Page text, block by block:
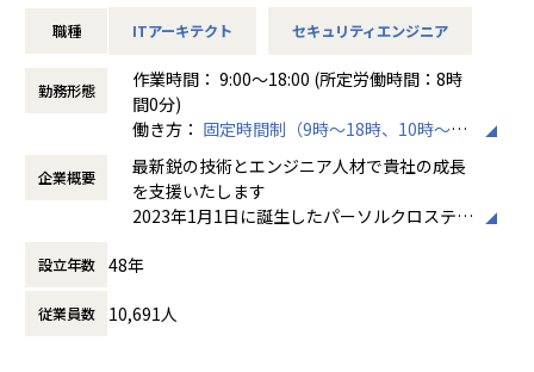
経験
┗脅威・リスクを評価、システムを守るための対策/立案経験
┗特にOTに対する攻撃手法（例: サプライチェーン攻撃、ラ
ンサムウェアなど）に対する防御策の技術経験/知識
■キャリアパス
・OTシステム全体のセキュリティアーキテクチャを設計
タントや、業界のトップエキスパートとして、OTセキュリテ
お客様の大切な資産を守る役割を担うインフラエンジニアの
【サービス特徴】
セキュリティ製品導入のコンサル、設計、構築ならびに導入
後の利活用支援をするサービスです。
パーソルクロステクノロジーはメーカや国内一次代理店との
セキュリティ製品を、高い品質で構築できる専門家としての
現在のセキュリティ対策は高度なスキルが求められるため、
職種 ITアーキテクト セキュリティエンジニア
勤務形態
作業時間： 9:00～18:00 (所定労働時間：8時
間0分)
働き方： 固定時間制（9時～18時、10時～19
時など）
時間外労働の有無： 有（月平均20時間）
休憩時間： 60分
企業概要
最新鋭の技術とエンジニア人材で貴社の成長
を支援いたします
2023年1月1日に誕生したパーソルクロステク
び、エンジニアの多様なはたらき方を追求
題の解決を図ってまいります。
設立年数 48年
従業員数 10,691人